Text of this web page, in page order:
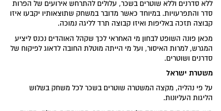
ללא סדרנים וללא שוטרים בשכר, עלולים להתרחש אירועים של הפרות
סדר והתפרעויות. במיוחד כאשר מדובר במשחק שתוצאותיו יקבעו איזו
קבוצה תזכה באליפות ואיזו קבוצה תרד לליגה נמוכה.
מכאן פונה השופט לבחון מי האחראי לכך שקהל האוהדים נכנס ליציע
המגרש, למרות האיסור, ועל מי הייתה מוטלת החובה לדאוג לפיקוח של
סדרנים ושוטרים.
משטרת ישראל
על פי נהליה, מקצה המשטרה שוטרים בשכר לכל משחק בשלוש
הליגות העליונות.